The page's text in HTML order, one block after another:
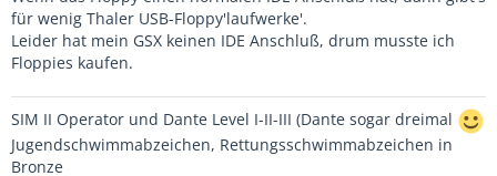
für wenig Thaler USB-Floppy'laufwerke'.
Leider hat mein GSX keinen IDE Anschluß, drum musste ich
Floppies kaufen.
SIM II Operator und Dante Level I-II-III (Dante sogar dreimal
Jugendschwimmabzeichen, Rettungsschwimmabzeichen in
Bronze